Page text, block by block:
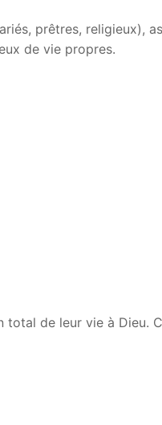
prêtres, religieux),
de vie propres.
de leur vie à Dieu.